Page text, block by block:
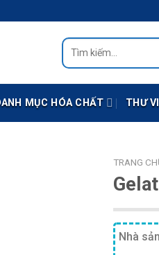
Tìm
kiếm:
MỤC HÓA CHẤT THƯ
TRANG
Nhà